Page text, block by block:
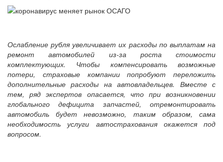
Ослабление рубля увеличивает их расходы по выплатам на
ремонт автомобилей из-за роста стоимости
комплектующих. Чтобы компенсировать возможные
потери, страховые компании попробуют переложить
дополнительные расходы на автовладельцев. Вместе с
тем, ряд экспертов опасается, что при возникновении
глобального дефицита запчастей, отремонтировать
автомобиль будет невозможно, таким образом, сама
необходимость услуги автострахования окажется под
вопросом.